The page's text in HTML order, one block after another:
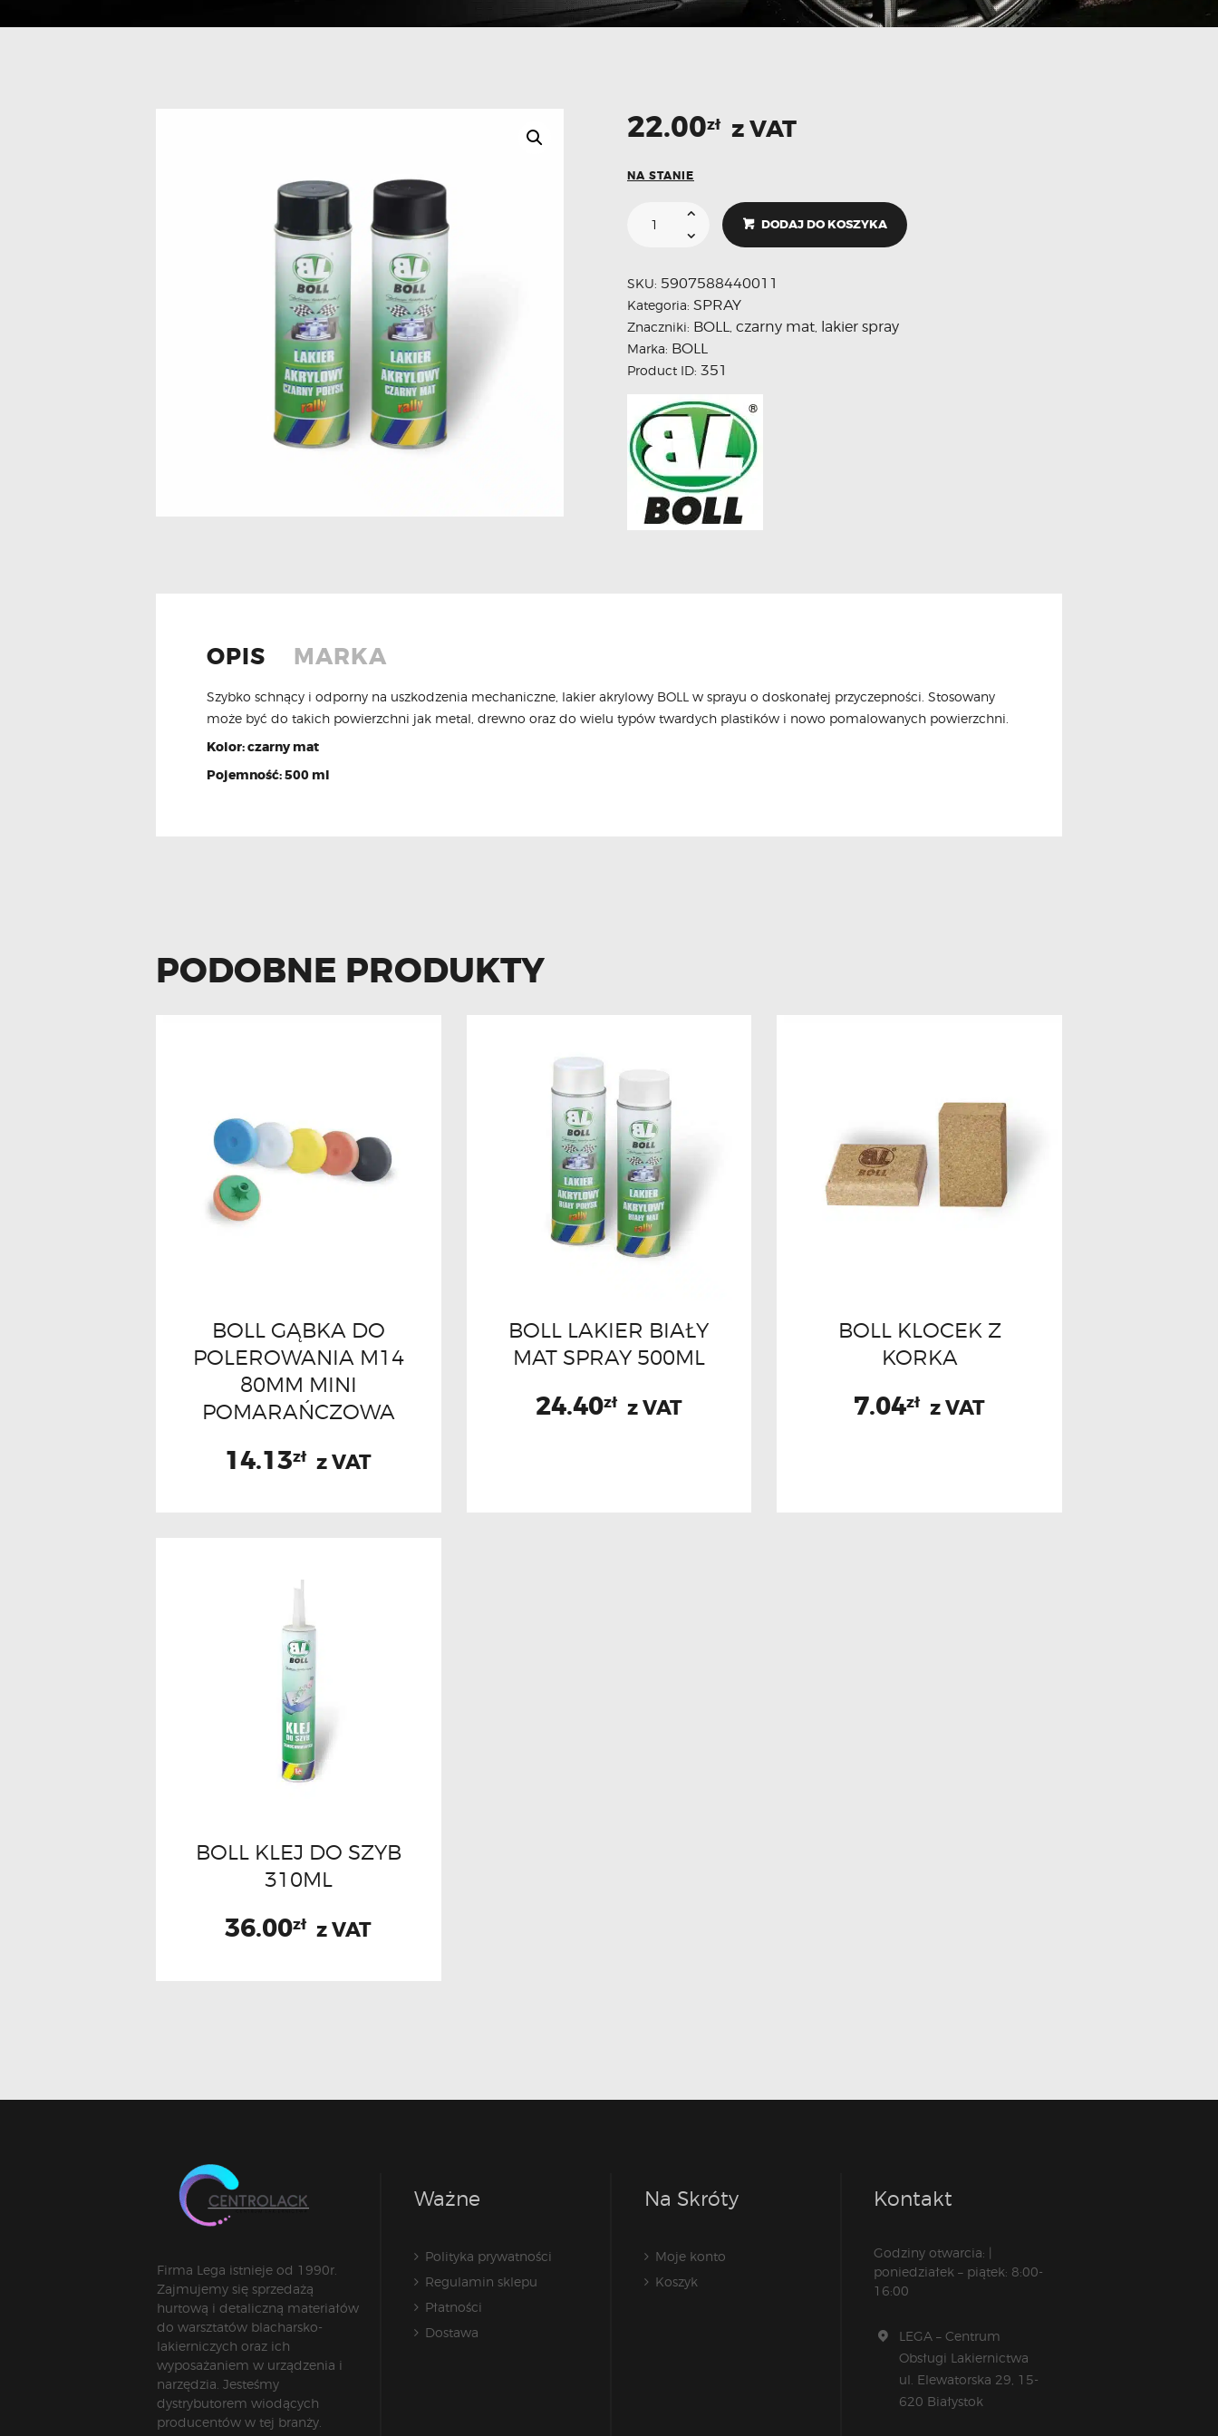
22.00zł z VAT
NA STANIE
DODAJ DO KOSZYKA
SKU: 5907588440011
Kategoria: SPRAY
Znaczniki: BOLL czarny mat lakier spray
Marka: BOLL
Product ID: 351
OPIS MARKA
Szybko schnący i odporny na uszkodzenia mechaniczne, lakier akrylowy BOLL w sprayu o doskonałej przyczepności. Stosowany
może być do takich powierzchni jak metal, drewno oraz do wielu typów twardych plastików i nowo pomalowanych powierzchni.
Kolor: czarny mat
Pojemność: 500 ml
PODOBNE PRODUKTY
BOLL GĄBKA DO
POLEROWANIA M14
80MM MINI
POMARAŃCZOWA
14.13zł z VAT
BOLL LAKIER BIAŁY
MAT SPRAY 500ML
24.40zł z VAT
BOLL KLOCEK Z
KORKA
7.04zł z VAT
BOLL KLEJ DO SZYB
310ML
36.00zł z VAT
Firma Lega istnieje od 1990r.
Zajmujemy się sprzedażą
hurtową i detaliczną materiałów
do warsztatów blacharsko-
lakierniczych oraz ich
wyposażaniem w urządzenia i
narzędzia. Jesteśmy
dystrybutorem wiodących
producentów w tej branży.
Ważne
Polityka prywatności
Regulamin sklepu
Płatności
Dostawa
Na Skróty
Moje konto
Koszyk
Kontakt
Godziny otwarcia: |
poniedziałek – piątek: 8:00-
16:00
LEGA – Centrum
Obsługi Lakiernictwa
ul. Elewatorska 29, 15-
620 Białystok